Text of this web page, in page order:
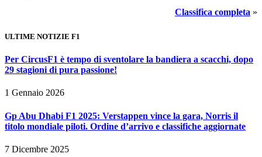
Classifica completa »
ULTIME NOTIZIE F1
Per CircusF1 è tempo di sventolare la bandiera a scacchi, dopo
29 stagioni di pura passione!
1 Gennaio 2026
Gp Abu Dhabi F1 2025: Verstappen vince la gara, Norris il
titolo mondiale piloti. Ordine d’arrivo e classifiche aggiornate
7 Dicembre 2025